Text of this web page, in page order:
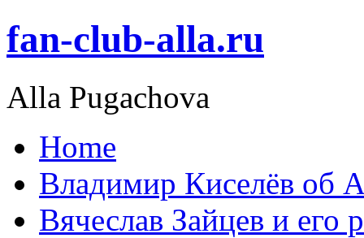
fan-club-alla.ru
Alla Pugachova
Home
Владимир Киселёв об
Вячеслав Зайцев и его